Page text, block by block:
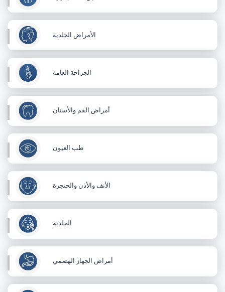
الأمراض الجلدية
الجراحة العامة
أمراض الفم والأسنان
طب العيون
الأنف والأذن والحنجرة
الجلدية
أمراض الجهاز الهضمي